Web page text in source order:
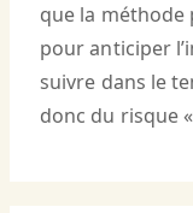
que la
pour anticiper
suivre dans le
donc du risque